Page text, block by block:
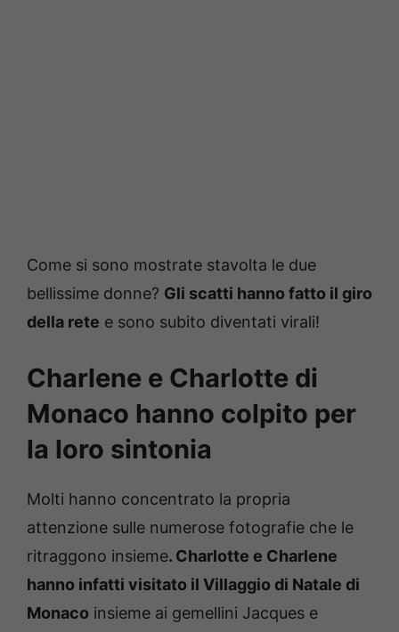
Come si sono mostrate stavolta le due
bellissime donne? Gli scatti hanno fatto il giro
della rete e sono subito diventati virali!
Charlene e Charlotte di
Monaco hanno colpito per
la loro sintonia
Molti hanno concentrato la propria
attenzione sulle numerose fotografie che le
ritraggono insieme. Charlotte e Charlene
hanno infatti visitato il Villaggio di Natale di
Monaco insieme ai gemellini Jacques e